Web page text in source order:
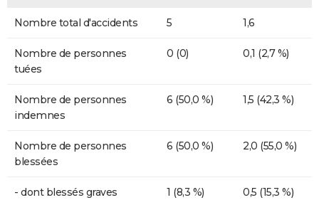
Nombre total d'accidents 5 1,6
Nombre de personnes
tuées
0 (0) 0,1 (2,7 %)
Nombre de personnes
indemnes
6 (50,0 %) 1,5 (42,3 %)
Nombre de personnes
blessées
6 (50,0 %) 2,0 (55,0 %)
- dont blessés graves 1 (8,3 %) 0,5 (15,3 %)